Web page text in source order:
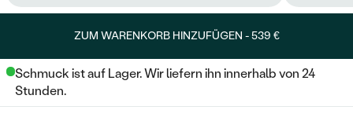
ZUM WARENKORB HINZUFÜGEN -539 €
Schmuck ist auf Lager. Wir liefern ihn innerhalb von 24
Stunden.